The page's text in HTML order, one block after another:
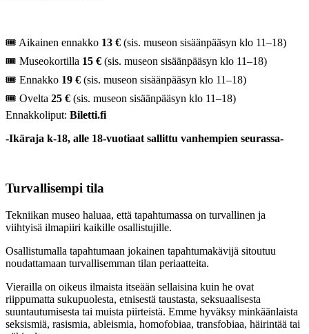
🎟 Aikainen ennakko 13 € (sis. museon sisäänpääsyn klo 11–18)
🎟 Museokortilla 15 € (sis. museon sisäänpääsyn klo 11–18)
🎟 Ennakko 19 € (sis. museon sisäänpääsyn klo 11–18)
🎟 Ovelta 25 € (sis. museon sisäänpääsyn klo 11–18)
Ennakkoliput: Biletti.fi
-Ikäraja k-18, alle 18-vuotiaat sallittu vanhempien seurassa-
Turvallisempi tila
Tekniikan museo haluaa, että tapahtumassa on turvallinen ja
viihtyisä ilmapiiri kaikille osallistujille.
Osallistumalla tapahtumaan jokainen tapahtumakävijä sitoutuu
noudattamaan turvallisemman tilan periaatteita.
Vierailla on oikeus ilmaista itseään sellaisina kuin he ovat
riippumatta sukupuolesta, etnisestä taustasta, seksuaalisesta
suuntautumisesta tai muista piirteistä. Emme hyväksy minkäänlaista
seksismiä, rasismia, ableismia, homofobiaa, transfobiaa, häirintää tai